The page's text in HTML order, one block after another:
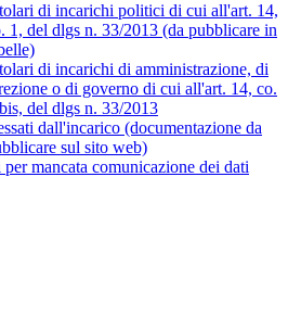
di incarichi politici di cui all'art. 14,
1, del dlgs n. 33/2013 (da pubblicare in
di incarichi di amministrazione, di
o di governo di cui all'art. 14, co.
del dlgs n. 33/2013
dall'incarico (documentazione da
sul sito web)
per mancata comunicazione dei dati